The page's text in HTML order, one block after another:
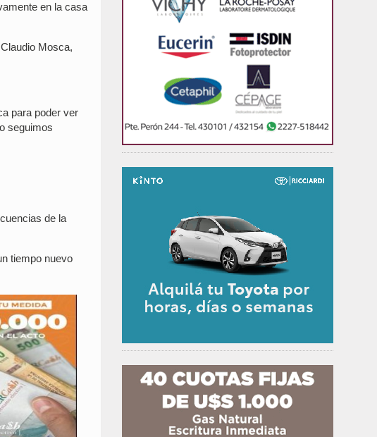
en la casa
Mosca,
para poder ver
seguimos
de la
tiempo nuevo